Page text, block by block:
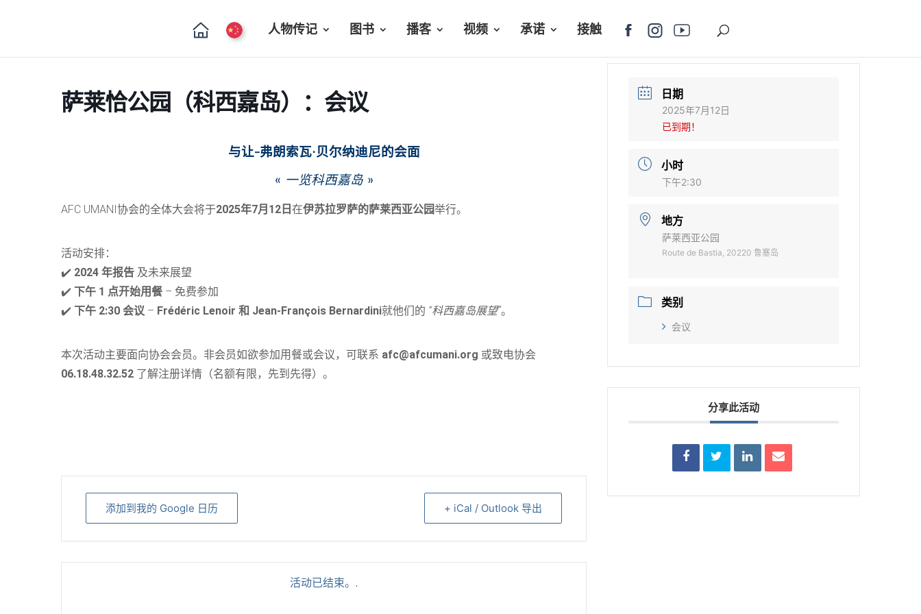
人物传记 图书 播客 视频 承诺 接触
萨莱恰公园（科西嘉岛）：会议
与让-弗朗索瓦·贝尔纳迪尼的会面
« 一览科西嘉岛»
AFC UMANI协会的全体大会将于2025年7月12日 在伊苏拉罗萨的萨莱西亚公园举行。
活动安排：
✔️ 2024 年报告 及未来展望
✔️ 下午 1 点开始用餐 – 免费参加
✔️ 下午 2:30 会议 – Frédéric Lenoir 和 Jean-François Bernardini就他们的 “科西嘉岛展望”。
本次活动主要面向协会会员。非会员如欲参加用餐或会议，可联系 afc@afcumani.org 或致电协会
06.18.48.32.52 了解注册详情（名额有限，先到先得）。
添加到我的 Google 日历 + iCal / Outlook 导出
活动已结束。.
日期
2025年7月12日
已到期！
小时
下午2:30
地方
萨莱西亚公园
Route de Bastia, 20220 鲁塞岛
类别
会议
分享此活动